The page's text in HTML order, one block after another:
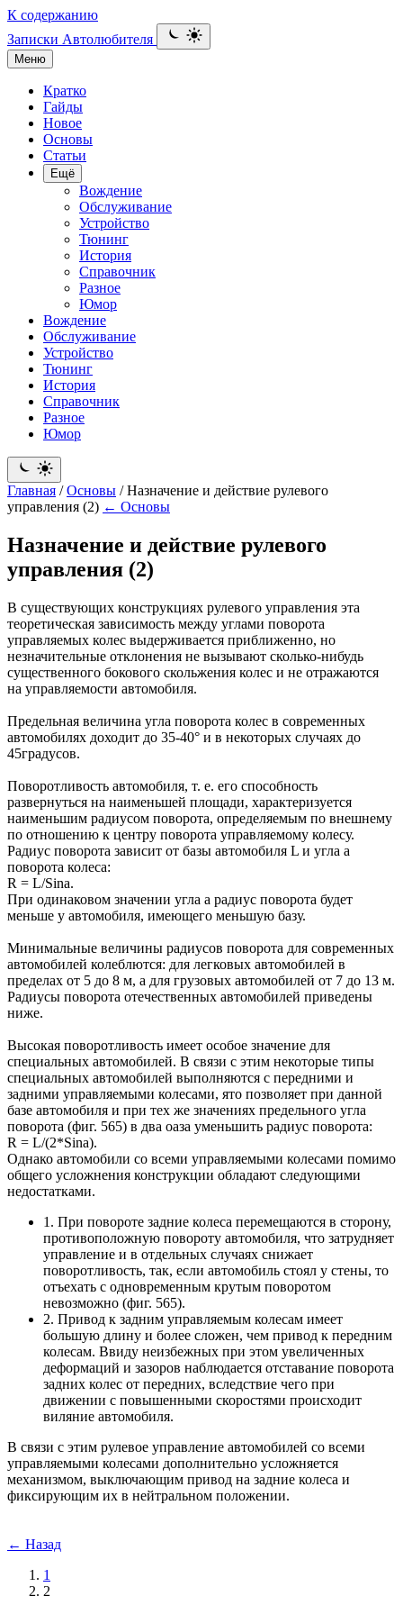
К содержанию
Записки Автолюбителя
Меню
Кратко
Гайды
Новое
Основы
Статьи
Ещё
Вождение
Обслуживание
Устройство
Тюнинг
История
Справочник
Разное
Юмор
Вождение
Обслуживание
Устройство
Тюнинг
История
Справочник
Разное
Юмор
Главная / Основы / Назначение и действие рулевого
управления (2) ← Основы
Назначение и действие рулевого
управления (2)
В существующих конструкциях рулевого управления эта
теоретическая зависимость между углами поворота
управляемых колес выдерживается приближенно, но
незначительные отклонения не вызывают сколько-нибудь
существенного бокового скольжения колес и не отражаются
на управляемости автомобиля.
Предельная величина угла поворота колес в современных
автомобилях доходит до 35-40° и в некоторых случаях до
45градусов.
Поворотливость автомобиля, т. е. его способность
развернуться на наименьшей площади, характеризуется
наименьшим радиусом поворота, определяемым по внешнему
по отношению к центру поворота управляемому колесу.
Радиус поворота зависит от базы автомобиля L и угла а
поворота колеса:
R = L/Sina.
При одинаковом значении угла а радиус поворота будет
меньше у автомобиля, имеющего меньшую базу.
Минимальные величины радиусов поворота для современных
автомобилей колеблются: для легковых автомобилей в
пределах от 5 до 8 м, а для грузовых автомобилей от 7 до 13 м.
Радиусы поворота отечественных автомобилей приведены
ниже.
Высокая поворотливость имеет особое значение для
специальных автомобилей. В связи с этим некоторые типы
специальных автомобилей выполняются с передними и
задними управляемыми колесами, ято позволяет при данной
базе автомобиля и при тех же значениях предельного угла
поворота (фиг. 565) в два оаза уменьшить радиус поворота:
R = L/(2*Sina).
Однако автомобили со всеми управляемыми колесами помимо
общего усложнения конструкции обладают следующими
недостатками.
1. При повороте задние колеса перемещаются в сторону,
противоположную повороту автомобиля, что затрудняет
управление и в отдельных случаях снижает
поворотливость, так, если автомобиль стоял у стены, то
отъехать с одновременным крутым поворотом
невозможно (фиг. 565).
2. Привод к задним управляемым колесам имеет
большую длину и более сложен, чем привод к передним
колесам. Ввиду неизбежных при этом увеличенных
деформаций и зазоров наблюдается отставание поворота
задних колес от передних, вследствие чего при
движении с повышенными скоростями происходит
виляние автомобиля.
В связи с этим рулевое управление автомобилей со всеми
управляемыми колесами дополнительно усложняется
механизмом, выключающим привод на задние колеса и
фиксирующим их в нейтральном положении.
← Назад
1
2